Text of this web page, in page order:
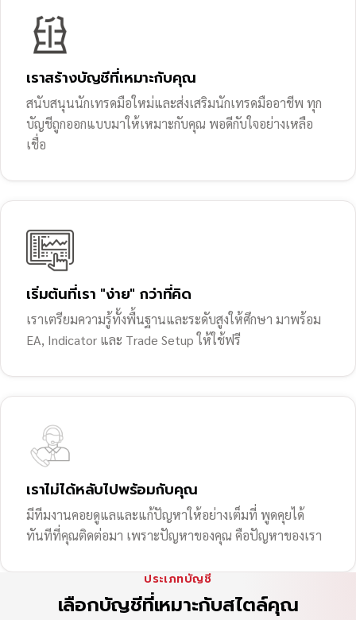
เราสร้างบัญชีที่เหมาะกับคุณ
สนับสนุนนักเทรดมือใหม่และส่งเสริมนักเทรดมืออาชีพ ทุก
บัญชีถูกออกแบบมาให้เหมาะกับคุณ พอดีกับใจอย่างเหลือ
เชื่อ
เริ่มต้นที่เรา "ง่าย" กว่าที่คิด
เราเตรียมความรู้ทั้งพื้นฐานและระดับสูงให้ศึกษา มาพร้อม
EA, Indicator และ Trade Setup ให้ใช้ฟรี
เราไม่ได้หลับไปพร้อมกับคุณ
มีทีมงานคอยดูแลและแก้ปัญหาให้อย่างเต็มที่ พูดคุยได้
ทันทีที่คุณติดต่อมา เพราะปัญหาของคุณ คือปัญหาของเรา
ประเภทบัญชี
เลือกบัญชีที่เหมาะกับสไตล์คุณ